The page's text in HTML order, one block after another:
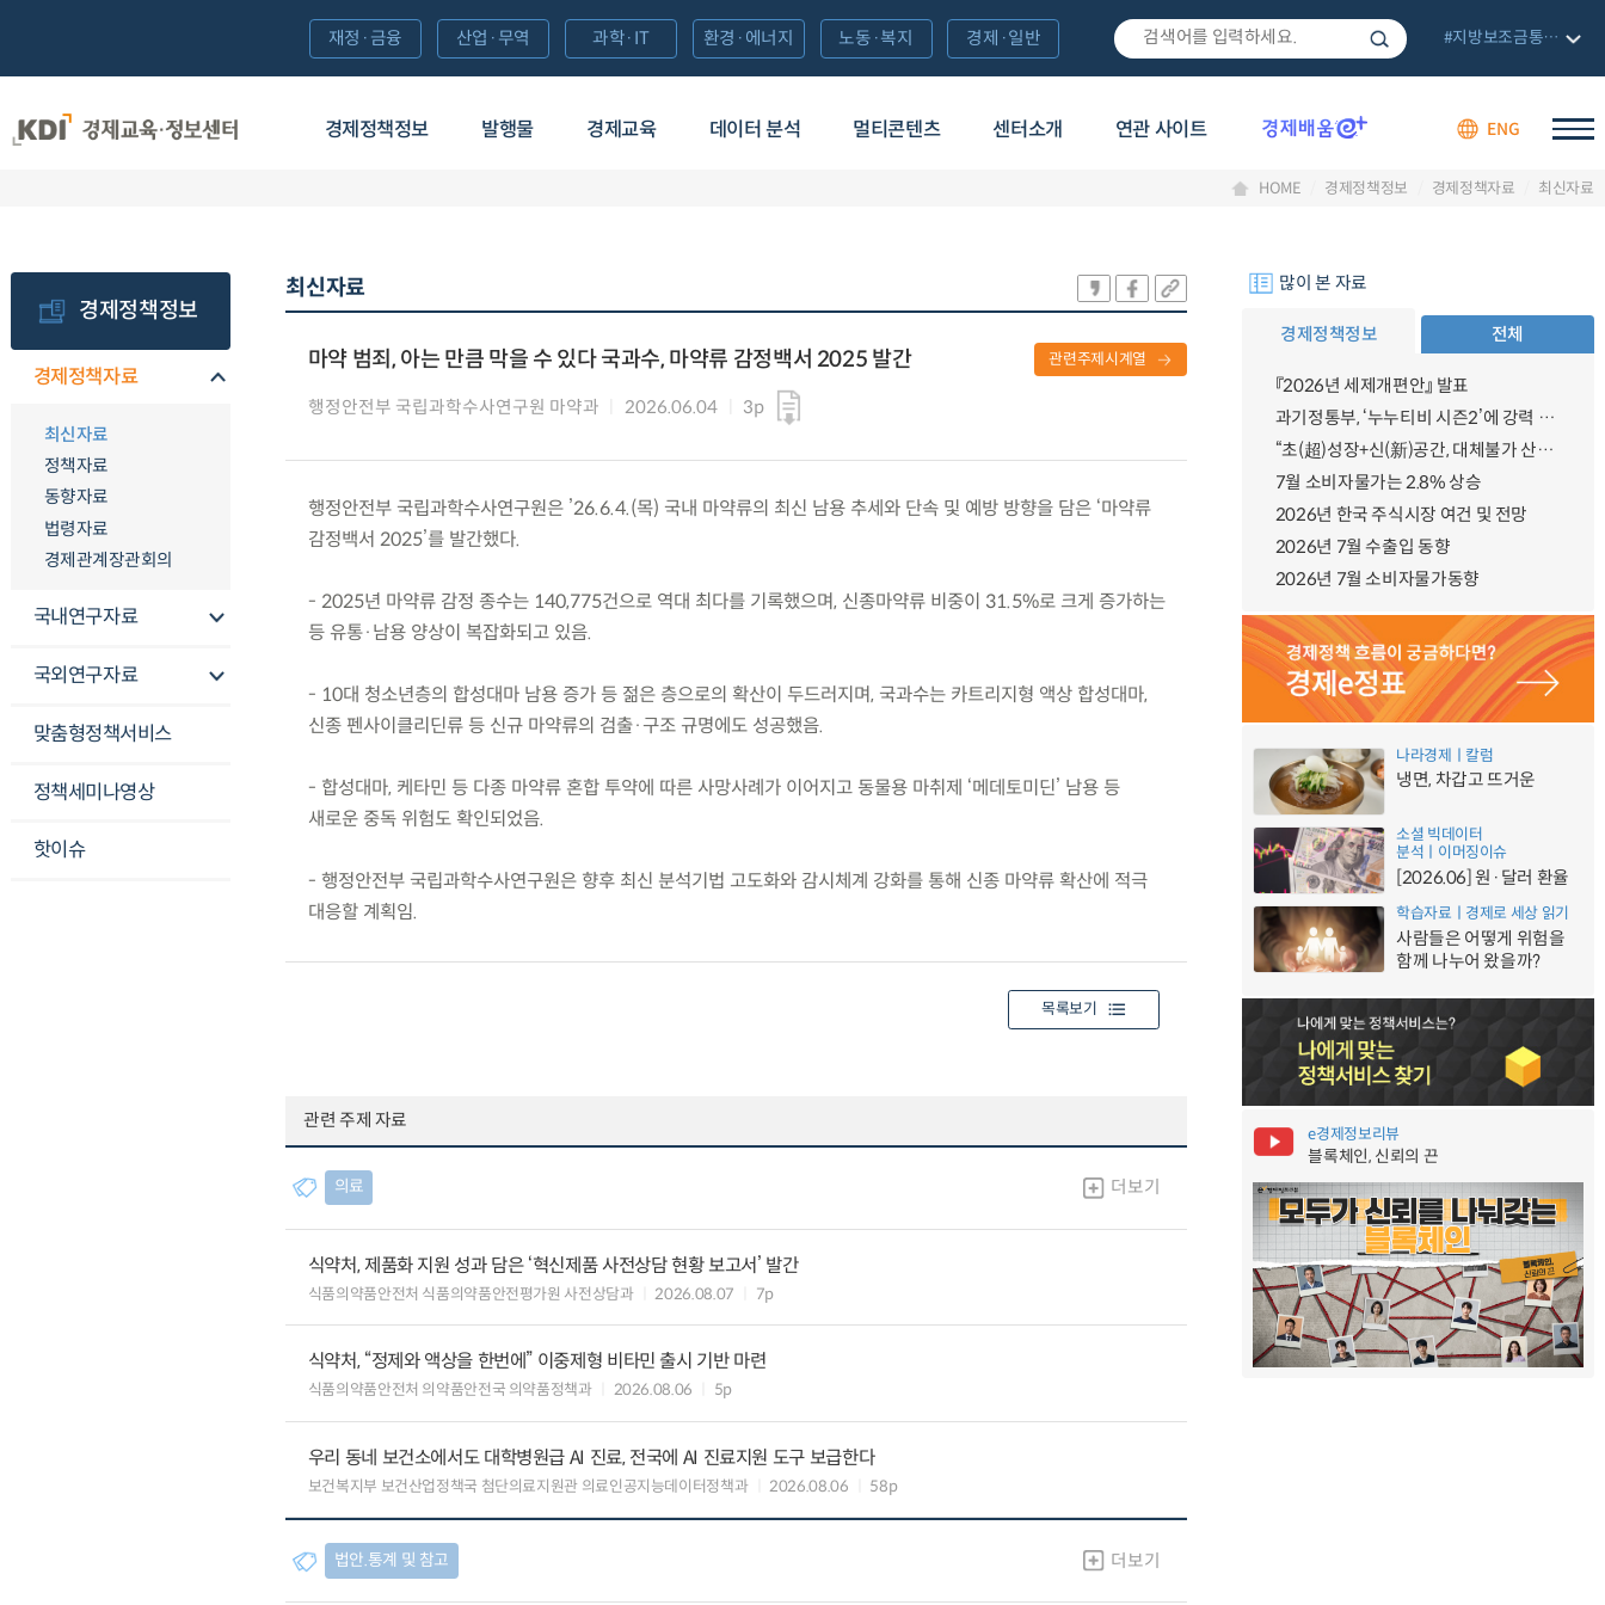
경제정책정보 발행물 경제교육 데이터 분석 멀티콘텐츠 센터소개 연관 사이트 ENG
재정·금융 산업·무역 과학·IT 환경·에너지 노동·복지 경제·일반 #지방보조금통합관리망
HOME 경제정책정보 경제정책자료 최신자료
경제정책정보
경제정책자료
최신자료
정책자료
동향자료
법령자료
경제관계장관회의
국내연구자료
국외연구자료
맞춤형정책서비스
정책세미나영상
핫이슈
최신자료
마약 범죄, 아는 만큼 막을 수 있다 국과수, 마약류 감정백서 2025 발간
행정안전부 국립과학수사연구원 마약과 2026.06.04 3p
관련주제시계열
행정안전부 국립과학수사연구원은 ’26.6.4.(목) 국내 마약류의 최신 남용 추세와 단속 및 예방 방향을 담은 ‘마약류
감정백서 2025’를 발간했다.
- 2025년 마약류 감정 종수는 140,775건으로 역대 최다를 기록했으며, 신종마약류 비중이 31.5%로 크게 증가하는
등 유통·남용 양상이 복잡화되고 있음.
- 10대 청소년층의 합성대마 남용 증가 등 젊은 층으로의 확산이 두드러지며, 국과수는 카트리지형 액상 합성대마,
신종 펜사이클리딘류 등 신규 마약류의 검출·구조 규명에도 성공했음.
- 합성대마, 케타민 등 다종 마약류 혼합 투약에 따른 사망사례가 이어지고 동물용 마취제 ‘메데토미딘’ 남용 등
새로운 중독 위험도 확인되었음.
- 행정안전부 국립과학수사연구원은 향후 최신 분석기법 고도화와 감시체계 강화를 통해 신종 마약류 확산에 적극
대응할 계획임.
목록보기
관련 주제 자료
의료 더보기
식약처, 제품화 지원 성과 담은 ‘혁신제품 사전상담 현황 보고서’ 발간
식품의약품안전처 식품의약품안전평가원 사전상담과 2026.08.07 7p
식약처, “정제와 액상을 한번에” 이중제형 비타민 출시 기반 마련
식품의약품안전처 의약품안전국 의약품정책과 2026.08.06 5p
우리 동네 보건소에서도 대학병원급 AI 진료, 전국에 AI 진료지원 도구 보급한다
보건복지부 보건산업정책국 첨단의료지원관 의료인공지능데이터정책과 2026.08.06 58p
법안.통계 및 참고 더보기
많이 본 자료
경제정책정보 전체
『2026년 세제개편안』 발표
과기정통부, ‘누누티비 시즌2’에 강력 대응 의지 밝혀
“초(超)성장+신(新)공간, 대체불가 산업강국”
7월 소비자물가는 2.8% 상승
2026년 한국 주식시장 여건 및 전망
2026년 7월 수출입 동향
2026년 7월 소비자물가동향
나라경제ㅣ칼럼
냉면, 차갑고 뜨거운
소셜 빅데이터
분석ㅣ이머징이슈
[2026.06] 원·달러 환율
학습자료ㅣ경제로 세상 읽기
사람들은 어떻게 위험을
함께 나누어 왔을까?
e경제정보리뷰
블록체인, 신뢰의 끈